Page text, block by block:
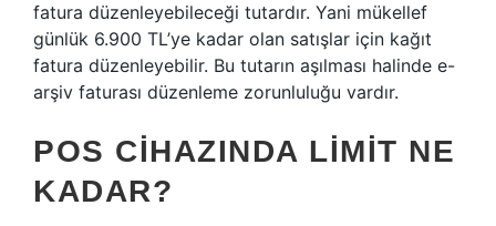
fatura düzenleyebileceği tutardır. Yani mükellef
günlük 6.900 TL’ye kadar olan satışlar için kağıt
fatura düzenleyebilir. Bu tutarın aşılması halinde e-
arşiv faturası düzenleme zorunluluğu vardır.
POS CIHAZINDA LIMIT NE
KADAR?